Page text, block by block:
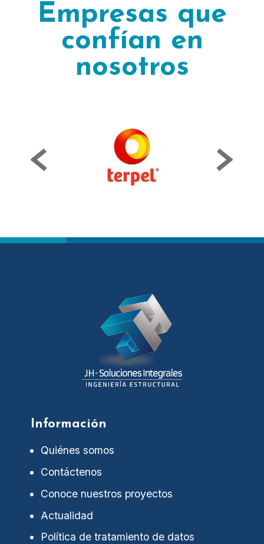
Empresas que
confían en
nosotros
Información
Quiénes somos
Contáctenos
Conoce nuestros proyectos
Actualidad
Política de tratamiento de datos